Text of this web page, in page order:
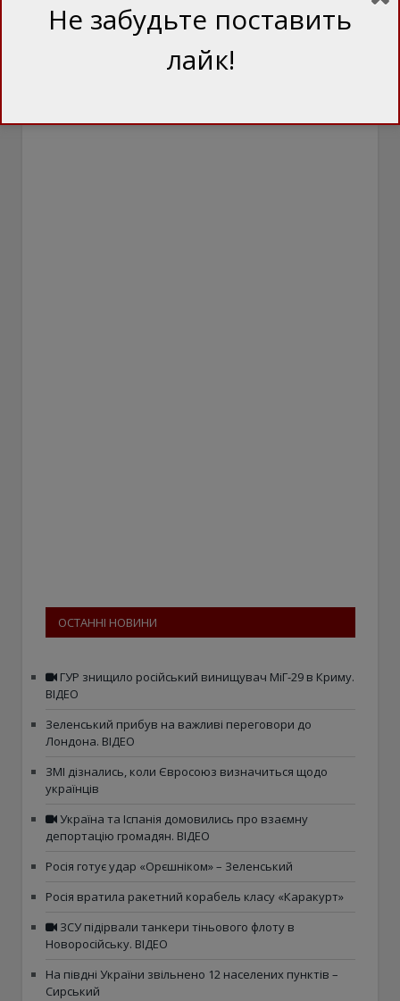
ОСТАННІ НОВИНИ
ГУР знищило російський винищувач МіГ-29 в Криму.
ВІДЕО
Зеленський прибув на важливі переговори до
Лондона. ВІДЕО
ЗМІ дізнались, коли Євросоюз визначиться щодо
українців
Україна та Іспанія домовились про взаємну
депортацію громадян. ВІДЕО
Росія готує удар «Орєшніком» – Зеленський
Росія вратила ракетний корабель класу «Каракурт»
ЗСУ підірвали танкери тіньового флоту в
Новоросійську. ВІДЕО
На півдні України звільнено 12 населених пунктів –
Сирський
Не забудьте поставить
лайк!